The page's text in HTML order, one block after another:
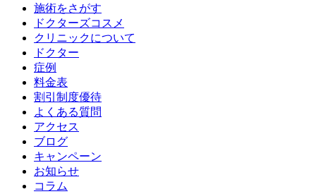
施術をさがす
ドクターズコスメ
クリニックについて
ドクター
症例
料金表
割引制度優待
よくある質問
アクセス
ブログ
キャンペーン
お知らせ
コラム